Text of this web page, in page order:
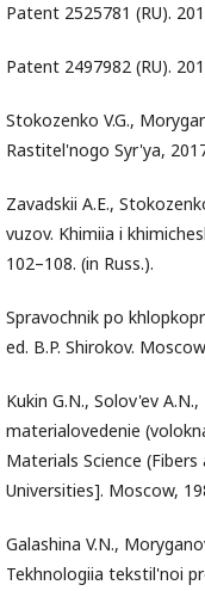
Patent 2525781 (RU).
Patent 2497982 (RU).
Stokozenko V.G.,
Rastitel'nogo Syr'ya,
Zavadskii A.E.,
vuzov. Khimiia i
102–108. (in Russ.).
Spravochnik po
ed. B.P. Shirokov.
Kukin G.N., Solov'ev
materialovedenie
Materials Science
Universities]. Moscow,
Galashina V.N.,
Tekhnologiia tekstil'noi